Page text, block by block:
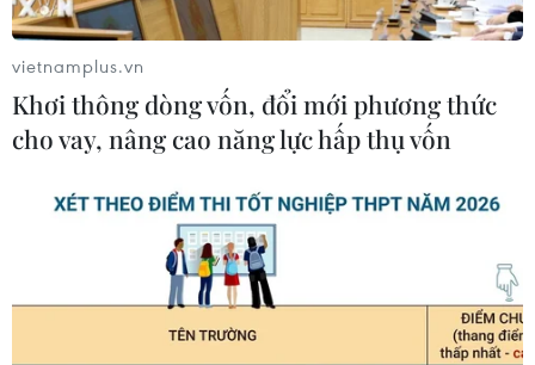
Trăng, tính đến khoảng 14 giờ ngày 26/2, đã có
110 học viên được đưa về cơ sở.
viên đã hành hung 4 người khác. Các đối tượng
này đánh người vì cho rằng những học viên
khác đã báo với cán bộ quản giáo việc họ sử
dụng ma túy trong phòng.
Sau vụ ẩu đả đó, một học viên bị gãy 2 xương
vietnamplus.vn
Khơi thông dòng vốn, đổi mới phương thức
cho vay, nâng cao năng lực hấp thụ vốn